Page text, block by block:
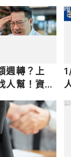
during riots
June 3,
週轉？上
人幫！資金
PR
PR